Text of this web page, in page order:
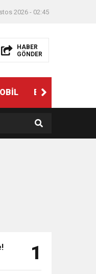
2026 - 02:45
HABER
GÖNDER
EĞİTİM
1